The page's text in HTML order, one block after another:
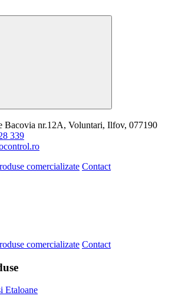
Bacovia nr.12A, Voluntari, Ilfov, 077190
339
comercializate Contact
comercializate Contact
Etaloane